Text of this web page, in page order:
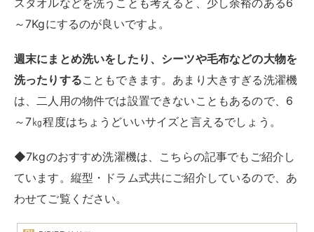
の洗濯機がおすすめです。家族暮らしになると、洗濯の
量や回数も一気に増えます。最低でも8Kgはあると安心
です。8㎏程度あれば、少し大きめの布団を洗ったり、
子供用であれば2枚の布団を洗ったりも可能です。
乾燥機能も少し大きくなるので、梅雨のシーズンにも重
宝します。乾燥機能をあまり使わないのであれば8Kg程
度、乾燥容量が大きいものが良ければ、9Kg以上の容量
◆8kgのおすすめ縦型洗濯機は、こちらの記事でもご紹
介しています。こちらの記事では各メーカーのおすすめ